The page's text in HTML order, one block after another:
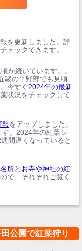
を更新しました。詳
ェックできます。
が続いています。。
畿の平野部でも見頃
今すぐ2024年の最新
状況をチェックして
報をアップしました。
す。2024年の紅葉シ
間遅くなっていると
所と お寺や神社の紅
で、それぞれご覧く
公園で紅葉狩り